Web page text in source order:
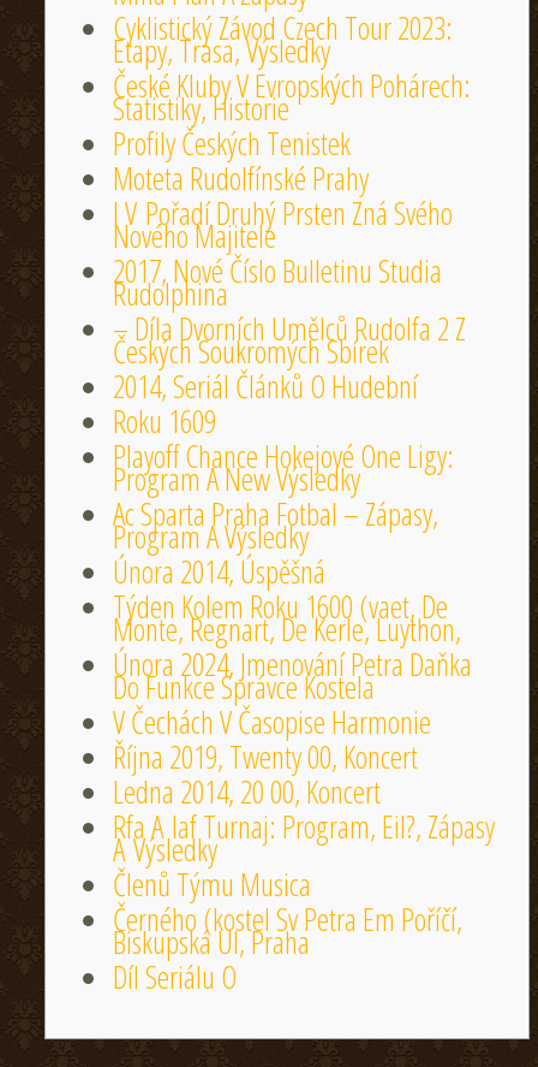
Cyklistický Závod Czech Tour 2023:
Etapy, Trasa, Výsledky
České Kluby V Evropských Pohárech:
Statistiky, Historie
Profily Českých Tenistek
Moteta Rudolfínské Prahy
I V Pořadí Druhý Prsten Zná Svého
Nového Majitele
2017, Nové Číslo Bulletinu Studia
Rudolphina
– Díla Dvorních Umělců Rudolfa 2 Z
Českých Soukromých Sbírek
2014, Seriál Článků O Hudební
Roku 1609
Playoff Chance Hokejové One Ligy:
Program A New Výsledky
Ac Sparta Praha Fotbal – Zápasy,
Program A Výsledky
Února 2014, Úspěšná
Týden Kolem Roku 1600 (vaet, De
Monte, Regnart, De Kerle, Luython,
Února 2024, Jmenování Petra Daňka
Do Funkce Správce Kostela
V Čechách V Časopise Harmonie
Října 2019, Twenty 00, Koncert
Ledna 2014, 20 00, Koncert
Rfa A Iaf Turnaj: Program, Eil?, Zápasy
A Výsledky
Členů Týmu Musica
Černého (kostel Sv Petra Em Poříčí,
Biskupská Ul, Praha
Díl Seriálu O